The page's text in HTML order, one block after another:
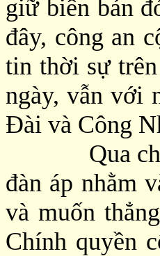
giữ biên bản
đây, công an
tin thời sự
ngày, vẫn với
Đài và Công
Qua chuỗi
đàn áp nhằm
và muốn
Chính quyền